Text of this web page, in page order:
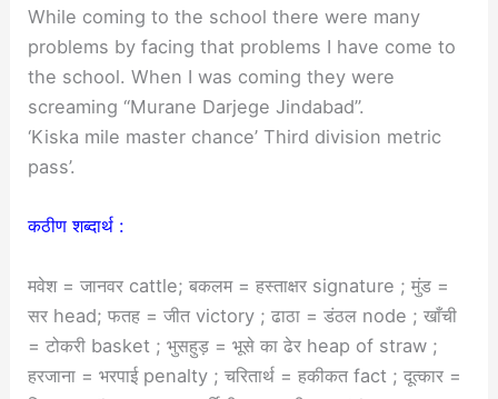
While coming to the school there were many
problems by facing that problems I have come to
the school. When I was coming they were
screaming “Murane Darjege Jindabad”.
‘Kiska mile master chance’ Third division metric
pass’.
कठीण शब्दार्थ :
मवेश = जानवर cattle; बकलम = हस्ताक्षर signature ; मुंड =
सर head; फतह = जीत victory ; ढाठा = डंठल node ; खाँची
= टोकरी basket ; भुसहुड़ = भूसे का ढेर heap of straw ;
हरजाना = भरपाई penalty ; चरितार्थ = हकीकत fact ; दूत्कार =